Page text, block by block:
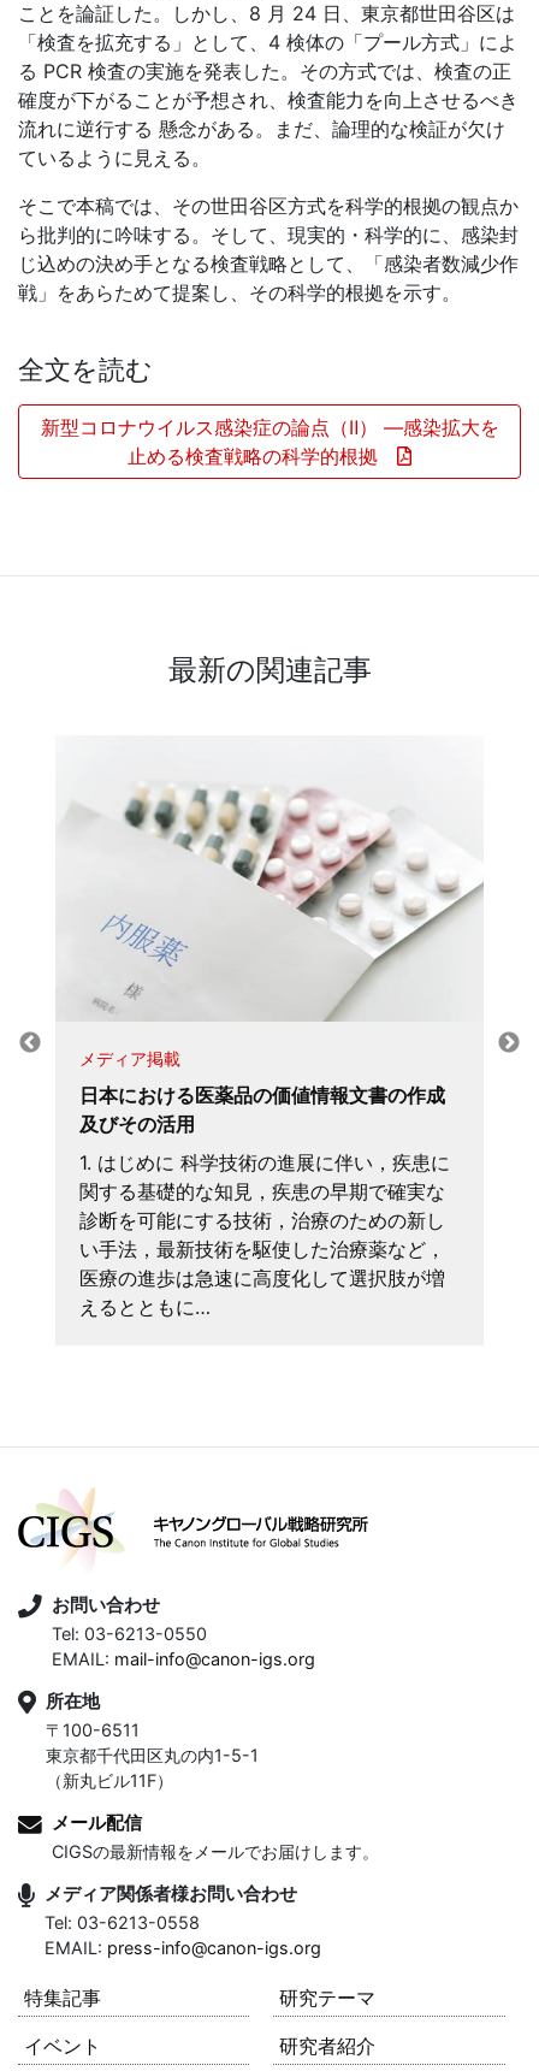
ことを論証した。しかし、 8 月 24 日、東京都世田谷区は
「検査を拡充する」として、 4 検体の「プール方式」によ
る PCR 検査の実施を発表した。その方式では、検査の正
確度が下がることが予想され、検査能力を向上させるべき
流れに逆行する 懸念がある。まだ、論理的な検証が欠け
ているように見える。
そこで本稿では、その世田谷区方式を科学的根拠の観点か
ら批判的に吟味する。そして、現実的・科学的に、感染封
じ込めの決め手となる検査戦略として、「感染者数減少作
戦」をあらためて提案し、その科学的根拠を示す。
全文を読む
新型コロナウイルス感染症の論点（Ⅱ） ―感染拡大を
止める検査戦略の科学的根拠
最新の関連記事
メディア掲載
日本における医薬品の価値情報文書の作成
及びその活用
1. はじめに 科学技術の進展に伴い，疾患に
関する基礎的な知見，疾患の早期で確実な
診断を可能にする技術，治療のための新し
い手法，最新技術を駆使した治療薬など，
医療の進歩は急速に高度化して選択肢が増
えるとともに…
お問い合わせ
Tel: 03-6213-0550
EMAIL: mail-info@canon-igs.org
所在地
〒100-6511
東京都千代田区丸の内1-5-1
（新丸ビル11F）
メール配信
CIGSの最新情報をメールでお届けします。
メディア関係者様お問い合わせ
Tel: 03-6213-0558
EMAIL: press-info@canon-igs.org
特集記事
研究テーマ
イベント
研究者紹介